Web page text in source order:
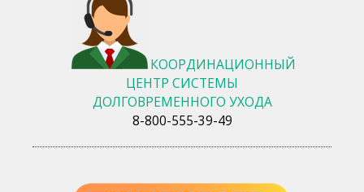
КООРДИНАЦИОННЫЙ
ЦЕНТР СИСТЕМЫ
ДОЛГОВРЕМЕННОГО УХОДА
8-800-555-39-49